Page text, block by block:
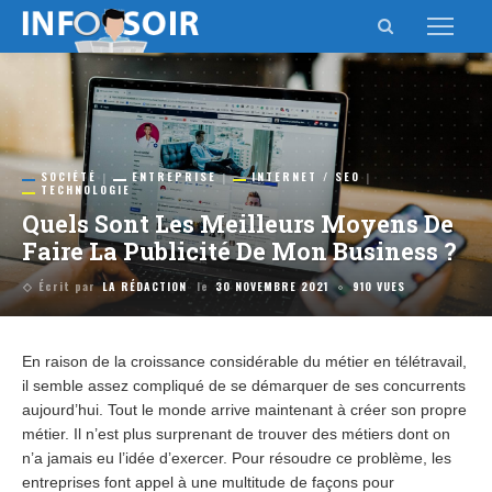
SOCIÉTÉ ENTREPRISE
INTERNET / SEO
TECHNOLOGIE
Quels Sont Les Meilleurs Moyens De
Faire La Publicité De Mon Business ?
Écrit par LA RÉDACTION le 30 NOVEMBRE 2021 910 VUES
En raison de la croissance considérable du métier en télétravail,
il semble assez compliqué de se démarquer de ses concurrents
aujourd’hui. Tout le monde arrive maintenant à créer son propre
métier. Il n’est plus surprenant de trouver des métiers dont on
n’a jamais eu l’idée d’exercer. Pour résoudre ce problème, les
entreprises font appel à une multitude de façons pour